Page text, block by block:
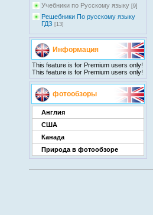
Учебники по Русскому языку [9]
Решебники По русскому языку
ГДЗ [13]
Информация
This feature is for Premium users only!
This feature is for Premium users only!
фотообзоры
Англия
США
Канада
Природа в фотообзоре